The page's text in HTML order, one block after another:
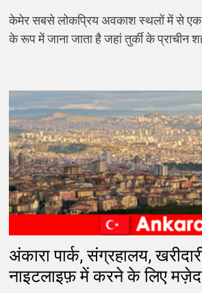
केमेर सबसे लोकप्रिय अवकाश स्थलों में से
के रूप में जाना जाता है जहां तुर्की के
अंकारा पार्क, संग्रहालय,
नाइटलाइफ़ में करने के लिए